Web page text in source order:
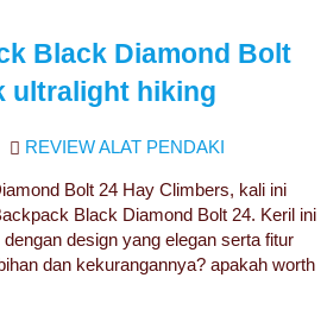
Black Diamond Bolt
ultralight hiking
REVIEW ALAT PENDAKI
Bolt 24 Hay Climbers, kali ini
Black Diamond Bolt 24. Keril ini
design yang elegan serta fitur
dan kekurangannya? apakah worth